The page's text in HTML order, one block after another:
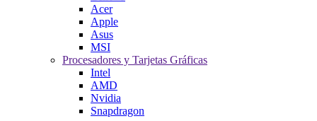
Acer
Apple
Asus
MSI
Procesadores y Tarjetas Gráficas
Intel
AMD
Nvidia
Snapdragon